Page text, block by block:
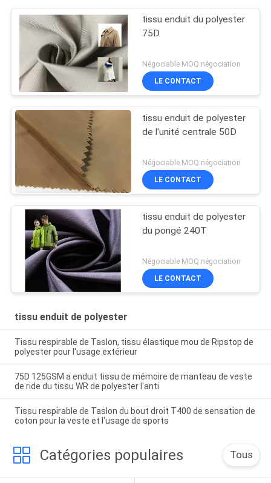
tissu enduit du polyester
75D
Négociable MOQ:négociation
LE CONTACT
tissu enduit de polyester
de l'unité centrale 50D
Négociable MOQ:négociation
LE CONTACT
tissu enduit de polyester
du pongé 240T
Négociable MOQ:négociation
LE CONTACT
tissu enduit de polyester
Tissu respirable de Taslon, tissu élastique mou de Ripstop de
polyester pour l'usage extérieur
75D 125GSM a enduit tissu de mémoire de manteau de veste
de ride du tissu WR de polyester l'anti
Tissu respirable de Taslon du bout droit T400 de sensation de
coton pour la veste et l'usage de sports
Catégories populaires Tous